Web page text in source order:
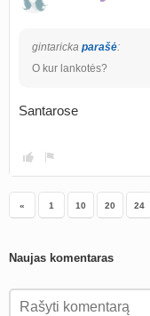
gintaricka parašė:
O kur lankotės?
Santarose
« 1 10 20 24
Naujas komentaras